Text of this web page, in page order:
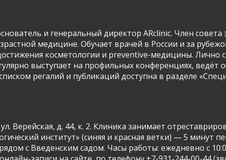
и генеральный директор ARclinic. Член совета
медицине. Обучает врачей в России и за
косметологии и preventive-медицины. Лично
выступает на профильных конференциях,
регалий и публикаций доступна в разделе
Верейская, д. 44, к. 2. Клиника занимает
институт» (синяя и красная ветки) — 5 минут
с Введенским садом. Часы работы: ежедневно с